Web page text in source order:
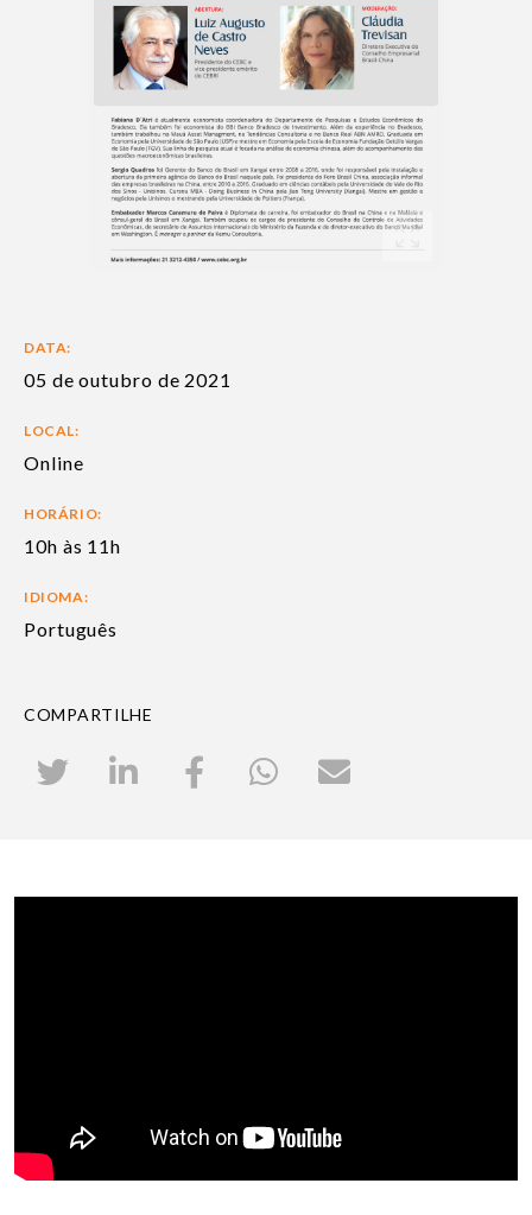
DATA:
05 de outubro de 2021
LOCAL:
Online
HORÁRIO:
10h às 11h
IDIOMA:
Português
COMPARTILHE